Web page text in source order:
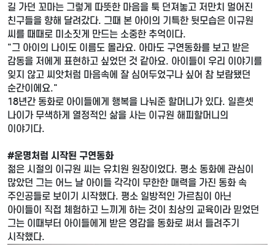
길 가던 꼬마는 그렇게 따뜻한 마음을 툭 던져놓고 저만치 멀어진
친구들을 향해 달려갔다. 그때 본 아이의 기특한 뒷모습은 이규원
씨를 때때로 미소짓게 만드는 소중한 추억이다.
"그 아이의 나이도 이름도 몰라요. 아마도 구연동화를 보고 받은
감동을 저에게 표현하고 싶었던 것 같아요. 아이들이 우리 이야기를
잊지 않고 씨앗처럼 마음속에 잘 심어두었구나 싶어 참 보람됐던
순간이에요."
18년간 동화로 아이들에게 행복을 나눠준 할머니가 있다. 일흔셋
나이가 무색하게 열정적인 삶을 사는 이규원 해피할머니의
이야기다.
#운명처럼 시작된 구연동화
젊은 시절의 이규원 씨는 유치원 원장이었다. 평소 동화에 관심이
많았던 그는 어느 날 아이들 각각이 무한한 매력을 가진 동화 속
주인공들로 보이기 시작했다. 평소 일방적인 가르침이 아닌
아이들이 직접 체험하고 느끼게 하는 것이 최상의 교육이라 믿었던
그는 이때부터 아이들에게 받은 영감을 동화로 써서 들려주기
시작했다.